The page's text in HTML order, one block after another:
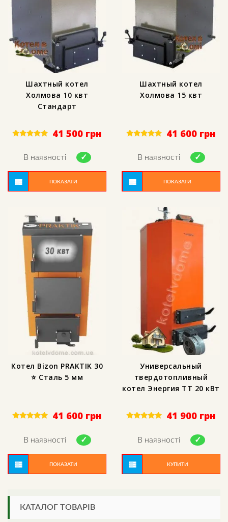
Шахтный котел
Холмова 10 квт
Стандарт
out of 5
41 500 грн
В наявності
ПОКАЗАТИ
Шахтный котел
Холмова 15 квт
out of 5
41 600 грн
В наявності
ПОКАЗАТИ
Котел Bizon PRAKTIK 30
⭐ Сталь 5 мм
out of 5
41 600 грн
В наявності
ПОКАЗАТИ
Универсальный
твердотопливный
котел Энергия ТТ 20 кВт
out of 5
41 900 грн
В наявності
КУПИТИ
КАТАЛОГ ТОВАРІВ